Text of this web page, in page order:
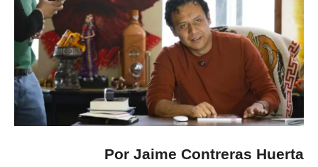
Por Jaime Contreras Huerta